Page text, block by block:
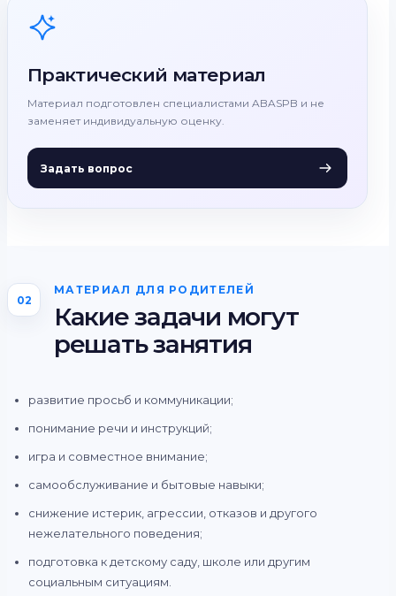
Практический материал
Материал подготовлен специалистами ABASPB и не
заменяет индивидуальную оценку.
Задать вопрос
02
МАТЕРИАЛ ДЛЯ РОДИТЕЛЕЙ
Какие задачи могут
решать занятия
развитие просьб и коммуникации;
понимание речи и инструкций;
игра и совместное внимание;
самообслуживание и бытовые навыки;
снижение истерик, агрессии, отказов и другого
нежелательного поведения;
подготовка к детскому саду, школе или другим
социальным ситуациям.